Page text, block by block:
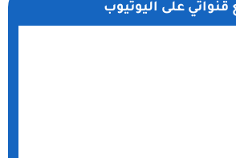
قنواتي على اليوتيوب